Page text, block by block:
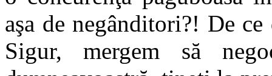
aşa de negânditori?! De
Sigur, mergem să